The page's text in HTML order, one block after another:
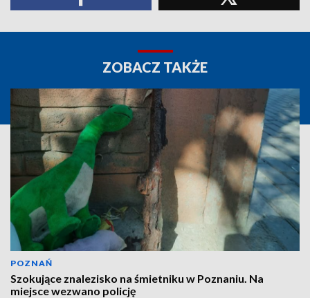
ZOBACZ TAKŻE
POZNAŃ
Szokujące znalezisko na śmietniku w Poznaniu. Na
miejsce wezwano policję